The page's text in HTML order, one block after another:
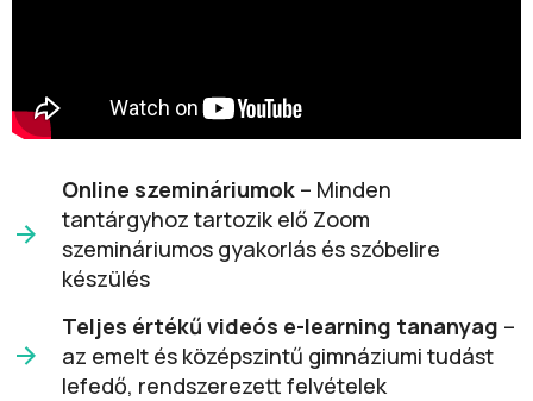
Online szemináriumok – Minden
tantárgyhoz tartozik elő Zoom
szemináriumos gyakorlás és szóbelire
készülés
Teljes értékű videós e-learning tananyag –
az emelt és középszintű gimnáziumi tudást
lefedő, rendszerezett felvételek